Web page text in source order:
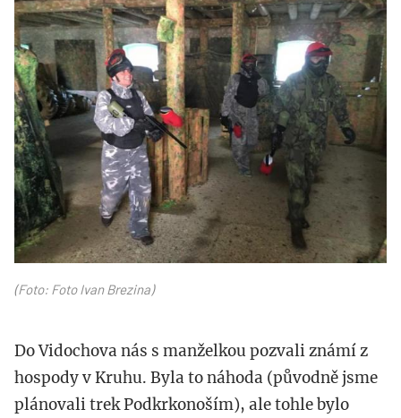
img_1126_kopie.jpg
(Foto: Foto Ivan Brezina)
Do Vidochova nás s manželkou pozvali známí z
hospody v Kruhu. Byla to náhoda (původně jsme
plánovali trek Podkrkonoším), ale tohle bylo